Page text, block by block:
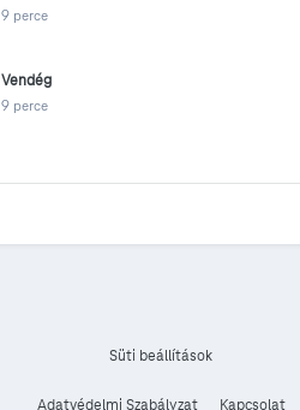
9 perce
Vendég
9 perce
Süti beállítások
Adatvédelmi Szabályzat Kapcsolat